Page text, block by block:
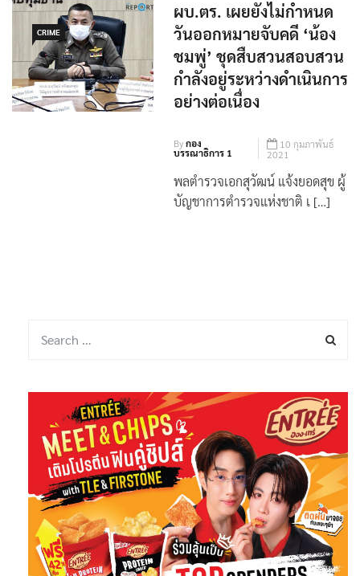
CRIME
ผบ.ตร. เผยยังไม่กำหนด
วันออกหมายจับคดี ‘น้อง
ชมพู่’ ชุดสืบสวนสอบสวน
กำลังอยู่ระหว่างดำเนินการ
อย่างต่อเนื่อง
Byกอง
บรรณาธิการ 1
10 กุมภาพันธ์
2021
พลตำรวจเอกสุวัฒน์ แจ้งยอดสุข ผู้
บัญชาการตำรวจแห่งชาติ เ […]